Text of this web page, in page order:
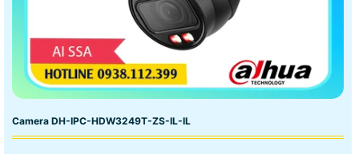
Camera DH-IPC-HDW3249T-ZS-IL-IL